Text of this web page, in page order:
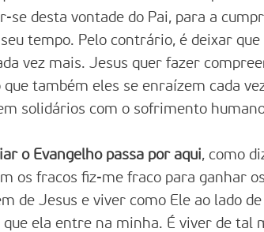
se desta vontade do Pai, para a
tempo. Pelo contrário, é deixar
vez mais. Jesus quer fazer
que também eles se enraízem cada
solidários com o sofrimento
o Evangelho passa por aqui, como
os fracos fiz-me fraco para ganhar
de Jesus e viver como Ele ao lado
que ela entre na minha. É viver de tal